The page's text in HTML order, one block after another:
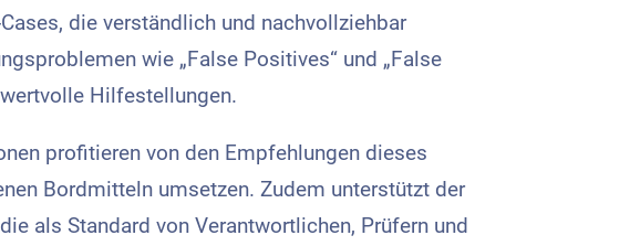
die verständlich und nachvollziehbar
wie „False Positives“ und „False
Hilfestellungen.
profitieren von den Empfehlungen dieses
Bordmitteln umsetzen. Zudem unterstützt der
als Standard von Verantwortlichen, Prüfern und